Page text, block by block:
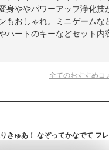
身ややパワーアップ浄化技
もおしゃれ。ミニゲームな
ハートのキーなどセット内
全てのおすすめコ